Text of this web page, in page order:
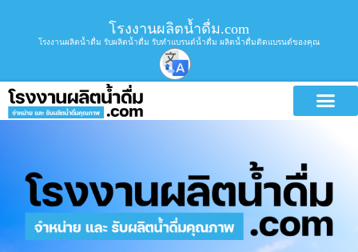
โรงงานผลิตน้ำดื่ม.com
โรงงานผลิตน้ำดื่ม รับผลิตน้ำดื่ม รับทำแบรนด์น้ำดื่ม ผลิตน้ำดื่มติดแบรนด์ของคุณ